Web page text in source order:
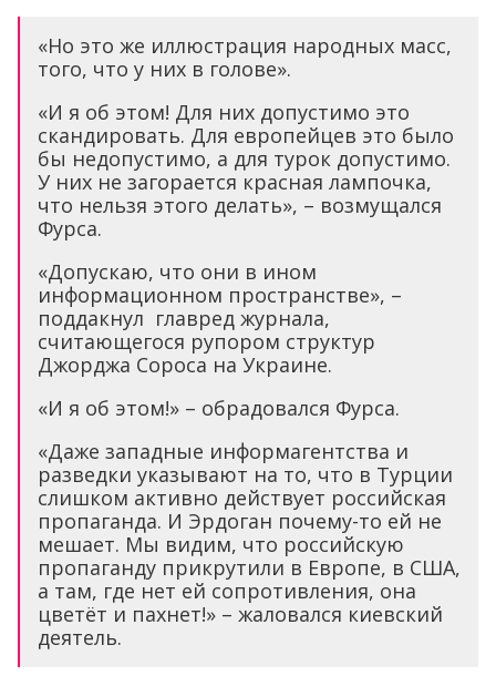
«Но это же иллюстрация народных масс,
того, что у них в голове».
«И я об этом! Для них допустимо это
скандировать. Для европейцев это было
бы недопустимо, а для турок допустимо.
У них не загорается красная лампочка,
что нельзя этого делать», – возмущался
Фурса.
«Допускаю, что они в ином
информационном пространстве», –
поддакнул главред журнала,
считающегося рупором структур
Джорджа Сороса на Украине.
«И я об этом!» – обрадовался Фурса.
«Даже западные информагентства и
разведки указывают на то, что в Турции
слишком активно действует российская
пропаганда. И Эрдоган почему-то ей не
мешает. Мы видим, что российскую
пропаганду прикрутили в Европе, в США,
а там, где нет ей сопротивления, она
цветёт и пахнет!» – жаловался киевский
деятель.